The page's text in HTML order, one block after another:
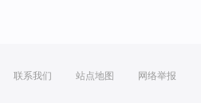
联系我们 站点地图 网络举报